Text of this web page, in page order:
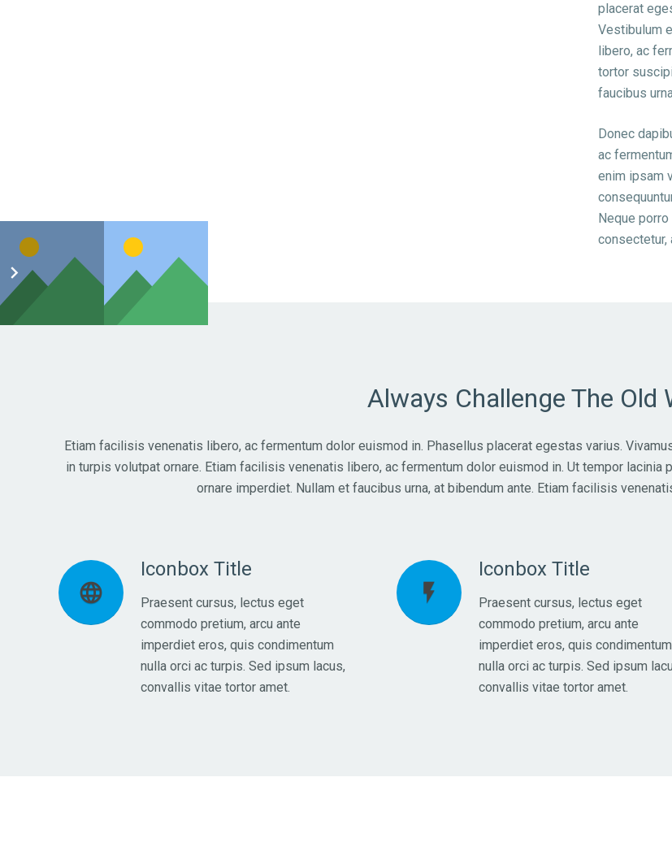
placerat
Vestibulum
libero, ac
tortor
faucibus
Donec
ac
enim ipsam
Neque
consectetur,
Always Challenge The Old
Etiam facilisis venenatis libero, ac fermentum dolor euismod in. Phasellus placerat egestas varius.
in turpis volutpat ornare. Etiam facilisis venenatis libero, ac fermentum dolor euismod in. Ut tempor
ornare imperdiet. Nullam et faucibus urna, at bibendum ante. Etiam facilisis
language
Iconbox Title
Praesent cursus, lectus eget
commodo pretium, arcu ante
imperdiet eros, quis condimentum
nulla orci ac turpis. Sed ipsum lacus,
convallis vitae tortor amet.
flash_on
Iconbox Title
Praesent cursus, lectus eget
commodo pretium, arcu ante
imperdiet eros, quis condimentum
nulla orci ac turpis. Sed ipsum
convallis vitae tortor amet.